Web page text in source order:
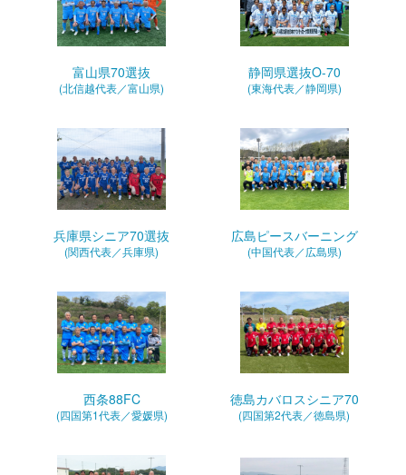
富山県70選抜
(北信越代表／富山県)
静岡県選抜O-70
(東海代表／静岡県)
兵庫県シニア70選抜
(関西代表／兵庫県)
広島ピースバーニング
(中国代表／広島県)
西条88FC
(四国第1代表／愛媛県)
徳島カバロスシニア70
(四国第2代表／徳島県)